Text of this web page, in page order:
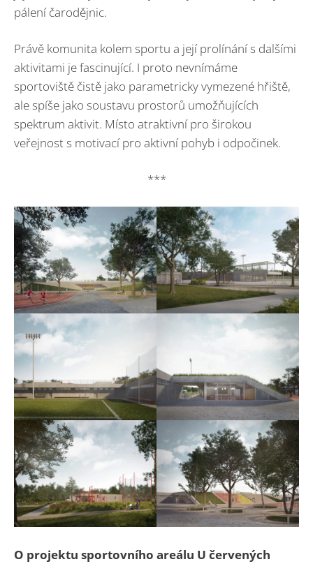
pálení čarodějnic.
Právě komunita kolem sportu a její prolínání s dalšími
aktivitami je fascinující. I proto nevnímáme
sportoviště čistě jako parametricky vymezené hřiště,
ale spíše jako soustavu prostorů umožňujících
spektrum aktivit. Místo atraktivní pro širokou
veřejnost s motivací pro aktivní pohyb i odpočinek.
***
O projektu sportovního areálu U červených